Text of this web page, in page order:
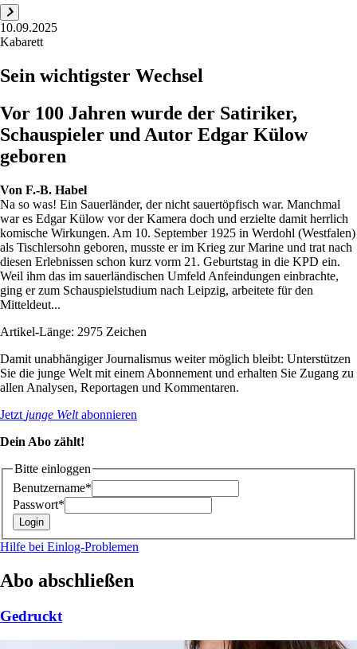
10.09.2025
Kabarett
Sein wichtigster Wechsel
Vor 100 Jahren wurde der Satiriker,
Schauspieler und Autor Edgar Külow
geboren
Von F.-B. Habel
Na so was! Ein Sauerländer, der nicht sauertöpfisch war. Manchmal
war es Edgar Külow vor der Kamera doch und erzielte damit herrlich
komische Wirkungen. Am 10. September 1925 in Werdohl (Westfalen)
als Tischlersohn geboren, musste er im Krieg zur Marine und trat nach
diesen Erlebnissen schon kurz vorm 21. Geburtstag in die KPD ein.
Weil ihm das im sauerländischen Umfeld Anfeindungen einbrachte,
ging er zum Schauspielstudium nach Leipzig, arbeitete für den
Mitteldeut...
Artikel-Länge: 2975 Zeichen
Damit unabhängiger Journalismus weiter möglich bleibt: Unterstützen
Sie die junge Welt mit einem Abonnement und erhalten Sie Zugang zu
allen Analysen, Reportagen und Kommentaren.
Jetzt junge Weltabonnieren
Dein Abo zählt!
Bitte einloggen
Benutzername*
Passwort*
Hilfe bei Einlog-Problemen
Abo abschließen
Gedruckt